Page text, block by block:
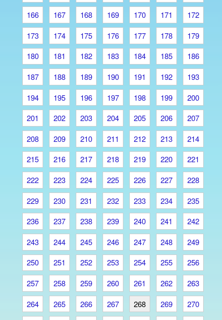
166
167 168 169 170 171
172
173
174 175 176 177 178
179
180
181 182 183 184 185
186
187
188 189 190 191 192
193
194
195 196 197 198 199
200
201
202 203 204 205 206
207
208
209 210 211 212 213
214
215
216 217 218 219 220
221
222
223 224 225 226 227
228
229
230 231 232 233 234
235
236
237 238 239 240 241
242
243
244 245 246 247 248
249
250
251 252 253 254 255
256
257
258 259 260 261 262
263
264
265 266 267 268 269
270